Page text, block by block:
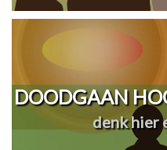
DOODGAAN
denk hier